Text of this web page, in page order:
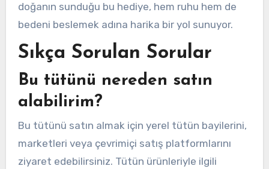
doğanın sunduğu bu hediye, hem ruhu hem de
bedeni beslemek adına harika bir yol sunuyor.
Sıkça Sorulan Sorular
Bu tütünü nereden satın
alabilirim?
Bu tütünü satın almak için yerel tütün bayilerini,
marketleri veya çevrimiçi satış platformlarını
ziyaret edebilirsiniz. Tütün ürünleriyle ilgili